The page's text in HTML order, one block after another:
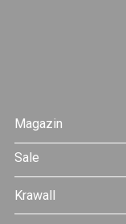
Magazin
Sale
Krawall